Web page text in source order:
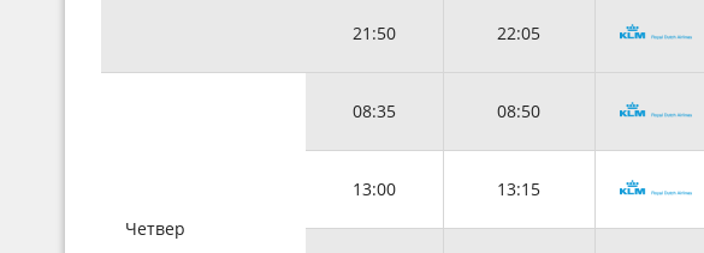
21:50 22:05
Четвер
08:35 08:50
13:00 13:15